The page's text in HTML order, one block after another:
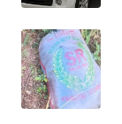
LAPAK
WAHANA
Wahana
Network